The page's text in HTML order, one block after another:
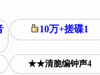
10万+搓碟1
★★清脆编钟声4